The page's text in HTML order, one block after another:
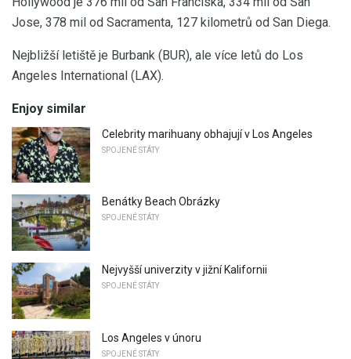
Jose, 378 mil od Sacramenta, 127 kilometrů od San Diega.
Nejbližší letiště je Burbank (BUR), ale více letů do Los
Angeles International (LAX).
Enjoy similar
Celebrity marihuany obhajují v Los Angeles
SPOJENÉ STÁTY
Benátky Beach Obrázky
SPOJENÉ STÁTY
Nejvyšší univerzity v jižní Kalifornii
SPOJENÉ STÁTY
Los Angeles v únoru
SPOJENÉ STÁTY